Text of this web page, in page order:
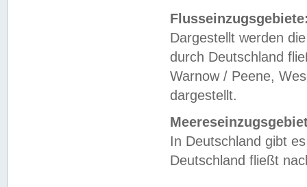
Dargestellt werden
durch Deutschland
Warnow / Peene,
dargestellt.
In Deutschland gibt
Deutschland fließt